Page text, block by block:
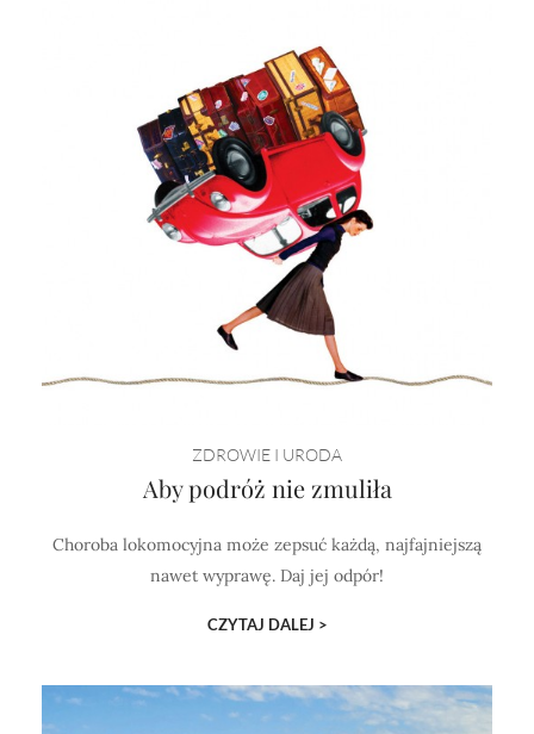
ZDROWIE I URODA
Aby podróż nie zmuliła
Choroba lokomocyjna może zepsuć każdą, najfajniejszą
nawet wyprawę. Daj jej odpór!
CZYTAJ DALEJ >